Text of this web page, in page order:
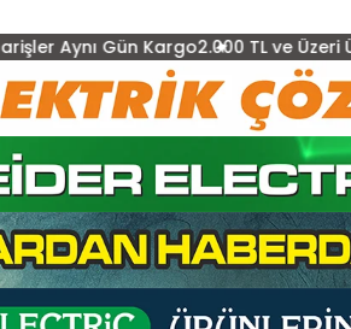
Kargo2.000 TL ve Üzeri Ücretsiz Kargo